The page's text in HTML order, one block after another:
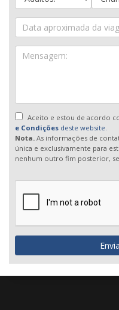
Aceito e estou de acordo
e Condições deste website.
Nota. As informações de
única e exclusivamente para
nenhum outro fim posterior,